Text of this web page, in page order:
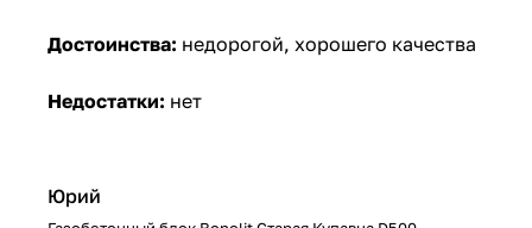
Достоинства: недорогой, хорошего качества
Недостатки: нет
Юрий